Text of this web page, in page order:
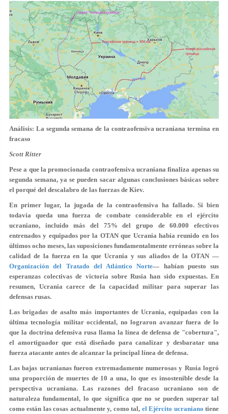
Análisis: La segunda semana de la contraofensiva ucraniana termina en
fracaso
Scott Ritter
Pese a que la promocionada contraofensiva ucraniana finaliza apenas su
segunda semana, ya se pueden sacar algunas conclusiones básicas sobre
el porqué del descalabro de las fuerzas de Kiev.
En primer lugar, la jugada de la contraofensiva ha fallado. Si bien
todavía queda una fuerza de combate considerable en el ejército
ucraniano, incluido más del 75% del grupo de 60.000 efectivos
entrenados y equipados por la OTAN que Ucrania había reunido en los
últimos ocho meses, las suposiciones fundamentalmente erróneas sobre la
calidad de la fuerza en la que Ucrania y sus aliados de la OTAN —
Organización del Tratado del Atlántico Norte— habían puesto sus
esperanzas colectivas de victoria sobre Rusia han sido expuestas. En
resumen, Ucrania carece de la capacidad militar para superar las
defensas rusas.
Las brigadas de asalto más importantes de Ucrania, equipadas con la
última tecnología militar occidental, no lograron avanzar fuera de lo
que la doctrina defensiva rusa llama la línea de defensa de "cobertura",
el amortiguador que está diseñado para canalizar y desbaratar una
fuerza atacante antes de alcanzar la principal línea de defensa.
Las bajas ucranianas fueron extremadamente numerosas y Rusia logró
una proporción de muertes de 10 a una, lo que es insostenible desde la
perspectiva ucraniana. Las razones del fracaso ucraniano son de
naturaleza fundamental, lo que significa que no se pueden superar tal
como están las cosas actualmente y, como tal, el Ejército ucraniano tiene